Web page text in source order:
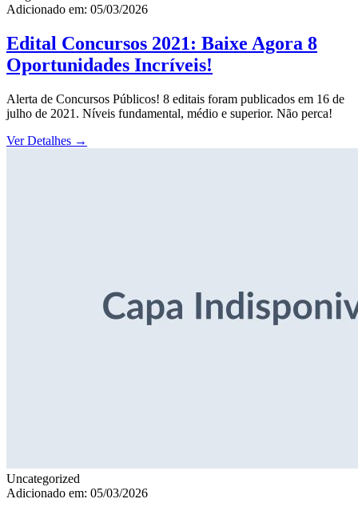
Adicionado em: 05/03/2026
Edital Concursos 2021: Baixe Agora 8
Oportunidades Incríveis!
Alerta de Concursos Públicos! 8 editais foram publicados em 16 de
julho de 2021. Níveis fundamental, médio e superior. Não perca!
Ver Detalhes →
Uncategorized
Adicionado em: 05/03/2026